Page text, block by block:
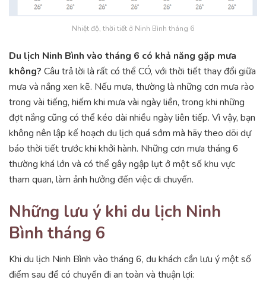
Nhiệt độ, thời tiết ở Ninh Bình tháng 6
Du lịch Ninh Bình vào tháng 6 có khả năng gặp mưa
không? Câu trả lời là rất có thể CÓ, với thời tiết thay đổi giữa
mưa và nắng xen kẽ. Nếu mưa, thường là những cơn mưa rào
trong vài tiếng, hiếm khi mưa vài ngày liền, trong khi những
đợt nắng cũng có thể kéo dài nhiều ngày liên tiếp. Vì vậy, bạn
không nên lập kế hoạch du lịch quá sớm mà hãy theo dõi dự
báo thời tiết trước khi khởi hành. Những cơn mưa tháng 6
thường khá lớn và có thể gây ngập lụt ở một số khu vực
tham quan, làm ảnh hưởng đến việc di chuyển.
Những lưu ý khi du lịch Ninh
Bình tháng 6
Khi du lịch Ninh Bình vào tháng 6, du khách cần lưu ý một số
điểm sau để có chuyến đi an toàn và thuận lợi: